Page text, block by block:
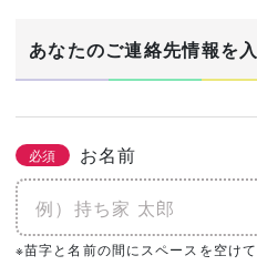
あなたのご連絡先情報を
必須 お名前
※苗字と名前の間にスペースを空けて